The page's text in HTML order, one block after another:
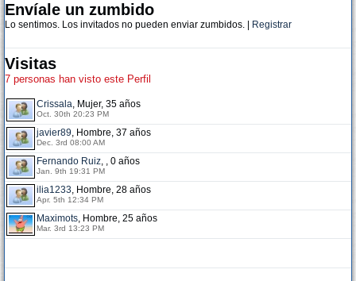
Envíale un zumbido
Lo sentimos. Los invitados no pueden enviar zumbidos. | Registrar
Visitas
7 personas han visto este Perfil
Crissala, Mujer, 35 años
Oct. 30th 20:23 PM
javier89, Hombre, 37 años
Dec. 3rd 08:00 AM
Fernando Ruiz, , 0 años
Jan. 9th 19:31 PM
ilia1233, Hombre, 28 años
Apr. 5th 12:34 PM
Maximots, Hombre, 25 años
Mar. 3rd 13:23 PM